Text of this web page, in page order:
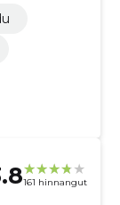
161 hinnangut